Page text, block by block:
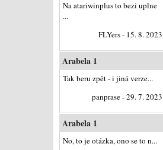
Na atariwinplus to bezi uplne
...
FLYers - 15. 8. 2023
Arabela 1
Tak beru zpět - i jiná verze...
panprase - 29. 7. 2023
Arabela 1
No, to je otázka, ono se to n...